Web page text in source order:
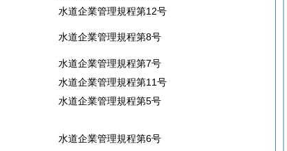
水道企業管理規程第12号
水道企業管理規程第8号
水道企業管理規程第7号
水道企業管理規程第11号
水道企業管理規程第5号
水道企業管理規程第6号